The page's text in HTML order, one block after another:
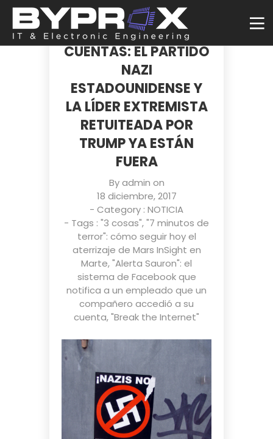
TWITTER INICIA LA
SUSPENSIÓN DE
CUENTAS: EL PARTIDO
NAZI
ESTADOUNIDENSE Y
LA LÍDER EXTREMISTA
RETUITEADA POR
TRUMP YA ESTÁN
FUERA
Byadmin on
18 diciembre, 2017
- Category : NOTICIA
- Tags : "3 cosas","7 minutos de
terror": cómo seguir hoy el
aterrizaje de Mars InSight en
Marte,"Alerta Sauron": el
sistema de Facebook que
notifica a un empleado que un
compañero accedió a su
cuenta,"Break the Internet"